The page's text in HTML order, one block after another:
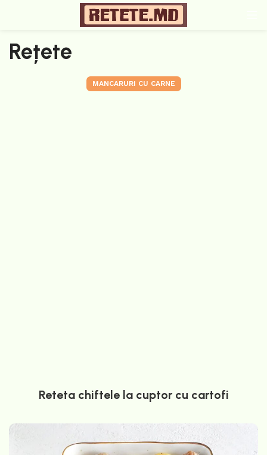
Rețete
MANCARURI CU CARNE
Reteta chiftele la cuptor cu cartofi